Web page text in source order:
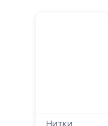
Нитки